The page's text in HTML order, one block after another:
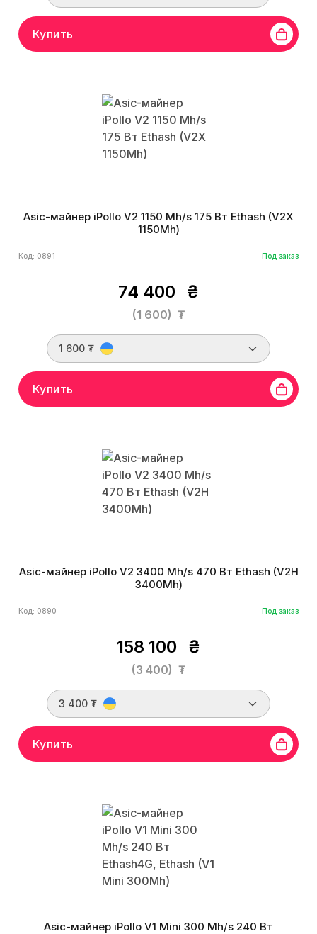
Купить
Asic-майнер iPollo V2 1150 Mh/s 175 Вт Ethash (V2X
1150Mh)
Код: 0891 Под заказ
74 400 ₴
(1 600) ₮
1 600 ₮
Купить
Asic-майнер iPollo V2 3400 Mh/s 470 Вт Ethash (V2H
3400Mh)
Код: 0890 Под заказ
158 100 ₴
(3 400) ₮
3 400 ₮
Купить
Asic-майнер iPollo V1 Mini 300 Mh/s 240 Вт